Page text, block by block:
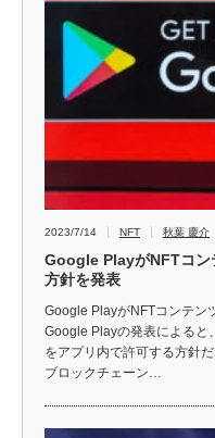
2023/7/14 NFT 秋葉 慶介
Google PlayがNFTコン
方針を発表
Google PlayがNFTコンテン
Google Playの発表によると
をアプリ内で許可する方針
ブロックチェーン…